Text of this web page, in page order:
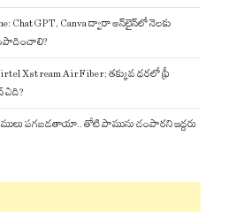
ChatGPT, Canva ద్వారా ఆన్‌లైన్‌లో నెలకు
Xstream AirFiber: తక్కువ ధరలో ఫ్రీ
ఏది?
పాములు పగబడతాయా.. తోటి పామును చంపారని ఇద్దరు